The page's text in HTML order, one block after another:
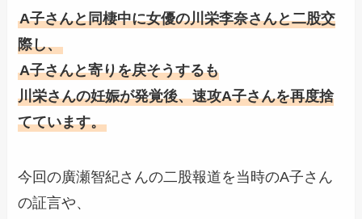
A子さんと同棲中に女優の川栄李奈さんと二股交
際し、
A子さんと寄りを戻そうするも
川栄さんの妊娠が発覚後、速攻A子さんを再度捨
てています。
今回の廣瀬智紀さんの二股報道を当時のA子さん
の証言や、